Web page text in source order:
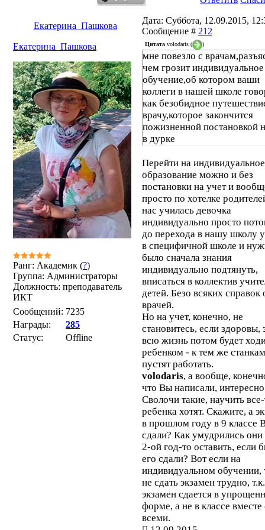
Екатерина_Пашкова
Дата: Суббота, 12.09.2015,
Сообщение # 212
Екатерина_Пашкова
Ранг: Академик (?)
Группа: Администраторы
Должность: преподаватель
ИКТ
Сообщений: 7235
Награды:
285
Статус:
Offline
Цитата volodaris ( )
мне повезло с
чем грозит индивидуальное
обучение,об котором ваши
коллеги в нашей школе
как безобидное
врачу,которое закончится
пожизненной постановкой
в дурке
Перейти на индивидуальное
образование можно и без
постановки на учет и
просто по хотелке
нас училась девочка
индивидуально просто
до перехода в нашу школу
в специфичной школе и
было сначала знания
индивидуально подтянуть,
вписаться в коллектив
детей. Безо всяких справок
врачей.
Но на учет, конечно, не
становитесь, если здоровы,
всю жизнь потом будет
ребенком - к тем же
пустят работать.
volodaris, а вообще,
что Вы написали,
Сволочи такие, научить
ребенка хотят. Скажите, а
в прошлом году в 9 классе
сдали? Как умудрились
2-ой год-то оставить, если
его сдали? Вот если на
индивидуальном обучении,
не сдать экзамен трудно, т.к.
экзамен сдается в
форме, а не в классе вместе
всеми.